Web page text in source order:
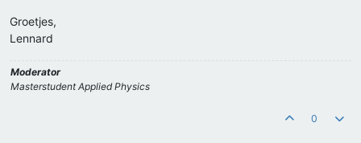
Groetjes,
Lennard
Moderator
Masterstudent Applied Physics
0